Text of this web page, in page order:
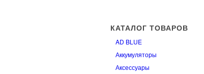
КАТАЛОГ ТОВАРОВ
AD BLUE
Аккумуляторы
Аксессуары